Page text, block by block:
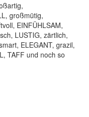
großmütig,
EINFÜHLSAM,
LUSTIG, zärtlich,
ELEGANT, grazil,
TAFF und noch so